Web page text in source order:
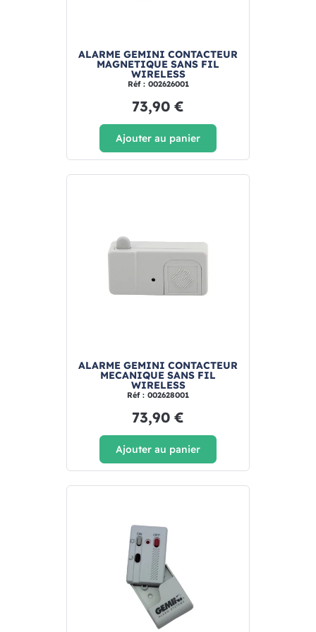
ALARME GEMINI CONTACTEUR
MAGNETIQUE SANS FIL
WIRELESS
Réf : 002626001
73,90 €
Ajouter au panier
ALARME GEMINI CONTACTEUR
MECANIQUE SANS FIL
WIRELESS
Réf : 002628001
73,90 €
Ajouter au panier